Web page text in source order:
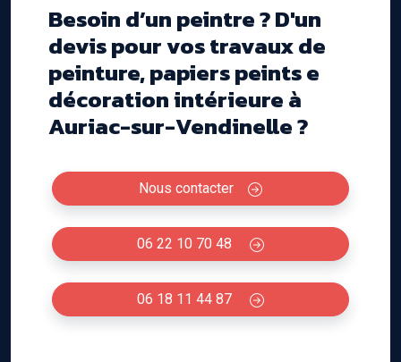
Besoin d’un peintre ? D'un
devis pour vos travaux de
peinture, papiers peints e
décoration intérieure à
Auriac-sur-Vendinelle ?
Nous contacter
06 22 10 70 48
06 18 11 44 87